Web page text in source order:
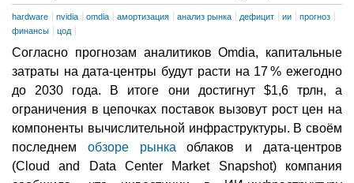
hardware nvidia omdia амортизация анализ рынка дефицит ии
прогноз
финансы
цод
Согласно прогнозам аналитиков Omdia, капитальные
затраты на дата-центры будут расти на 17 % ежегодно
до 2030 года. В итоге они достигнут $1,6 трлн, а
ограничения в цепочках поставок вызовут рост цен на
компоненты вычислительной инфраструктуры. В своём
последнем обзоре рынка облаков и дата-центров
(Cloud and Data Center Market Snapshot) компания